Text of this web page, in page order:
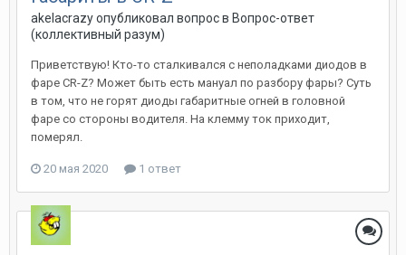
akelacrazyопубликовал вопрос в Вопрос-ответ
(коллективный разум)
Приветствую! Кто-то сталкивался с неполадками диодов в
фаре CR-Z? Может быть есть мануал по разбору фары? Суть
в том, что не горят диоды габаритные огней в головной
фаре со стороны водителя. На клемму ток приходит,
померял.
20 мая 2020 1 ответ